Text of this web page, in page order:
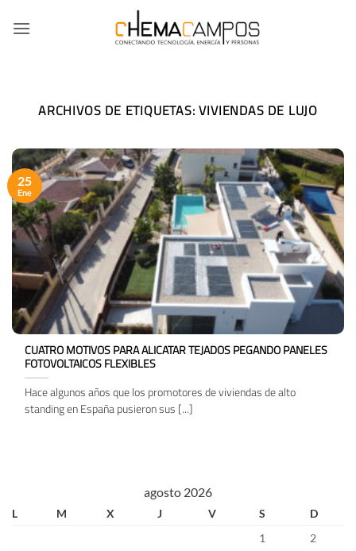
ARCHIVOS DE ETIQUETAS:VIVIENDAS DE LUJO
CUATRO MOTIVOS PARA ALICATAR TEJADOS PEGANDO PANELES
FOTOVOLTAICOS FLEXIBLES
Hace algunos años que los promotores de viviendas de alto
standing en España pusieron sus [...]
25
Ene
agosto 2026
L M X J V S
D
1
2